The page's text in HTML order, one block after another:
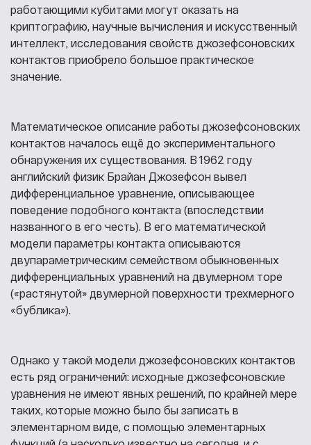
работающими кубитами могут оказать на
криптографию, научные вычисления и искусственный
интеллект, исследования свойств джозефсоновских
контактов приобрело большое практическое
значение.
Математическое описание работы джозефсоновских
контактов началось ещё до экспериментального
обнаружения их существования. В 1962 году
английский физик Брайан Джозефсон вывел
дифференциальное уравнение, описывающее
поведение подобного контакта (впоследствии
названного в его честь). В его математической
модели параметры контакта описываются
двупараметрическим семейством обыкновенных
дифференциальных уравнений на двумерном торе
(«растянутой» двумерной поверхности трехмерного
«бублика»).
Однако у такой модели джозефсоновских контактов
есть ряд ограничений: исходные джозефсоновские
уравнения не имеют явных решений, по крайней мере
таких, которые можно было бы записать в
элементарном виде, с помощью элементарных